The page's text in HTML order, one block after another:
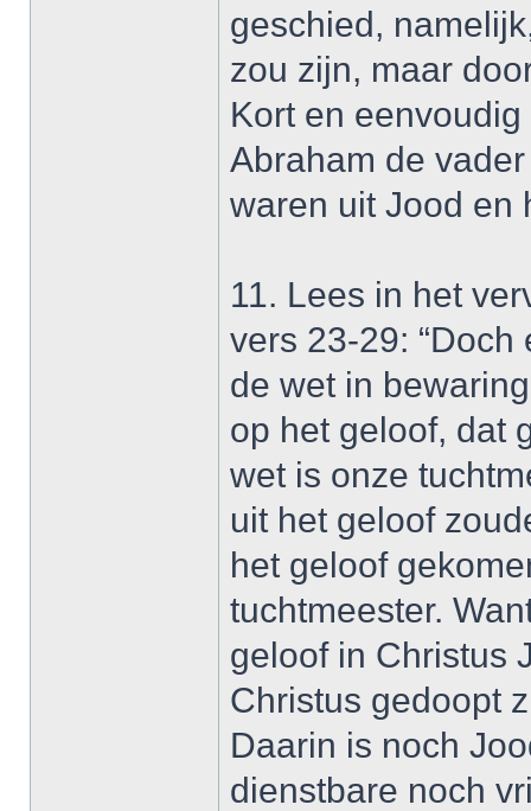
geschied,
zou zijn, maar
Kort en
Abraham de
waren uit Jood en
11. Lees in het
vers 23-29:
de wet in
op het geloof, dat
wet is onze
uit het geloof
het geloof
tuchtmeester.
geloof in Christus
Christus gedoopt
Daarin is noch
dienstbare noch